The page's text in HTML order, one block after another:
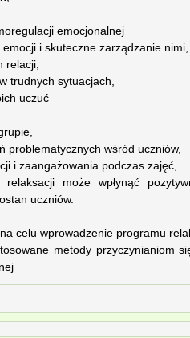
emocjonalnej
i skuteczne zarządzanie nimi,
relacji,
trudnych sytuacjach,
uczuć
problematycznych wśród uczniów,
i zaangażowania podczas zajęć,
relaksacji może wpłynąć
uczniów.
celu wprowadzenie programu
metody przyczynianiom